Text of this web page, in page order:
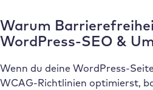
Warum
WordPress-SEO &
Wenn du deine WordPress-
WCAG-Richtlinien optimierst,